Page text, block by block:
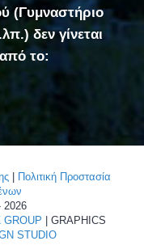
(Γυμναστήριο
δεν γίνεται
το:
Πολιτική Προστασία
2026
| GRAPHICS
STUDIO